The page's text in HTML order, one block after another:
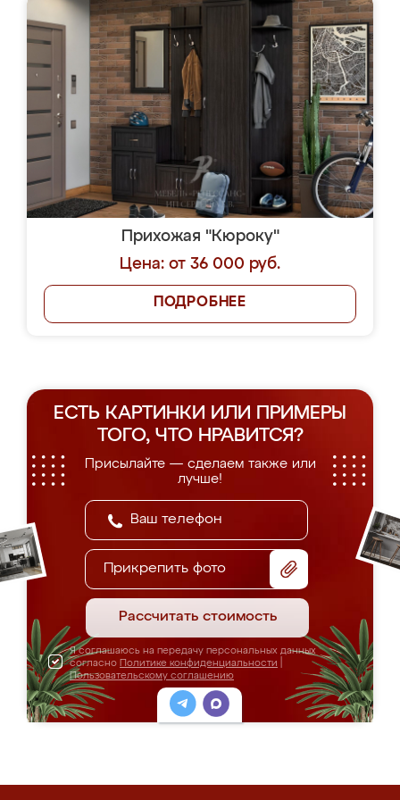
Прихожая "Кюроку"
Цена: от 36 000 руб.
ПОДРОБНЕЕ
ЕСТЬ КАРТИНКИ ИЛИ ПРИМЕРЫ
ТОГО, ЧТО НРАВИТСЯ?
Присылайте — сделаем также или
лучше!
Прикрепить фото
Рассчитать стоимость
Я соглашаюсь на передачу персональных данных
согласно Политике конфиденциальности
Пользовательскому соглашению